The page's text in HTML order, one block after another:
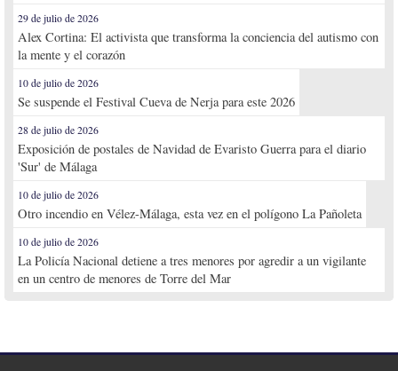
29 de julio de 2026
Alex Cortina: El activista que transforma la conciencia del autismo con
la mente y el corazón
10 de julio de 2026
Se suspende el Festival Cueva de Nerja para este 2026
28 de julio de 2026
Exposición de postales de Navidad de Evaristo Guerra para el diario
'Sur' de Málaga
10 de julio de 2026
Otro incendio en Vélez-Málaga, esta vez en el polígono La Pañoleta
10 de julio de 2026
La Policía Nacional detiene a tres menores por agredir a un vigilante
en un centro de menores de Torre del Mar